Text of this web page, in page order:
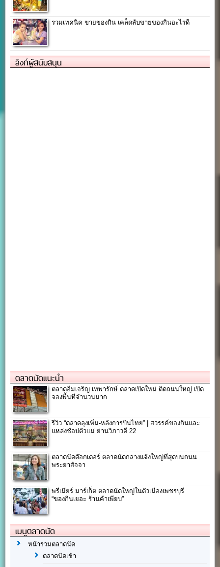
รวมเทคนิค ขายของกิน เคล็ดลับขายของกินอะไรดี
ลิงก์ผู้สนับสนุน
ตลาดนัดแนะนำ
ตลาดอิ่มเจริญ เทพารักษ์ ตลาดเปิดใหม่ ติดถนนใหญ่ เปิด
จองพื้นที่จำนวนมาก
รีวิว “ตลาดลุงเพิ่ม-หลังการบินไทย” | สวรรค์ของกินและ
แหล่งช้อปตัวแม่ ย่านวิภาวดี 22
ตลาดนัดด๊อกเตอร์ ตลาดนัดกลางแจ้งใหญ่ที่สุดบนถนน
พระยาสัจจา
พรีเมียร์ มาร์เก็ต ตลาดนัดใหญ่ในตัวเมืองเพชรบุรี
“ของกินเยอะ ร้านค้าเพียบ”
เมนูตลาดนัด
หน้ารวมตลาดนัด
ตลาดนัดเช้า